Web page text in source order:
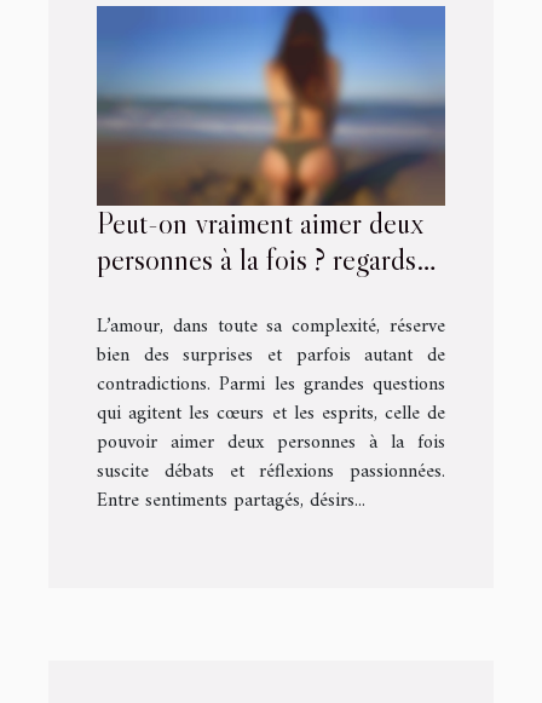
Peut-on vraiment aimer deux
personnes à la fois ? regards
L’amour, dans toute sa complexité, réserve
bien des surprises et parfois autant de
contradictions. Parmi les grandes questions
qui agitent les cœurs et les esprits, celle de
pouvoir aimer deux personnes à la fois
suscite débats et réflexions passionnées.
Entre sentiments partagés, désirs...